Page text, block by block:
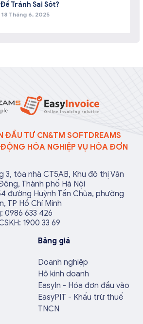
Tránh Sai Sót?
18 Tháng 6, 2025
ĐẦU TƯ CN&TM SOFTDREAMS
HÓA NGHIỆP VỤ HÓA ĐƠN
3, tòa nhà CT5AB, Khu đô thị Văn
Thành phố Hà Nội
đường Huỳnh Tấn Chùa, phường
TP Hồ Chí Minh
0986 633 426
1900 33 69
Bảng giá
Doanh nghiệp
Hộ kinh doanh
EasyIn - Hóa đơn đầu vào
EasyPIT - Khấu trừ thuế
TNCN